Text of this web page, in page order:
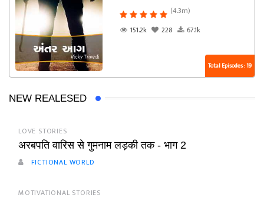
(4.3m)
151.2k
228 67.1k
Total Episodes : 19
NEW REALESED
LOVE STORIES
अरबपति वारिस से गुमनाम लड़की तक - भाग 2
FICTIONAL WORLD
MOTIVATIONAL STORIES